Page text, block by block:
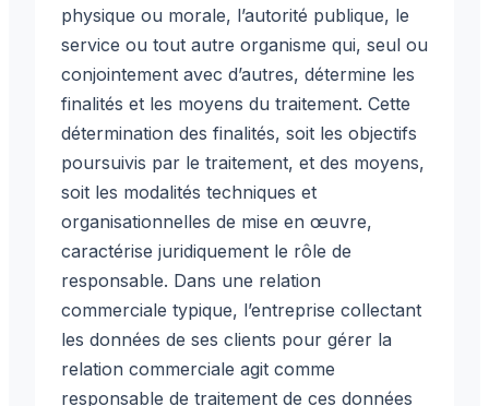
physique ou morale, l’autorité publique, le
service ou tout autre organisme qui, seul ou
conjointement avec d’autres, détermine les
finalités et les moyens du traitement. Cette
détermination des finalités, soit les objectifs
poursuivis par le traitement, et des moyens,
soit les modalités techniques et
organisationnelles de mise en œuvre,
caractérise juridiquement le rôle de
responsable. Dans une relation
commerciale typique, l’entreprise collectant
les données de ses clients pour gérer la
relation commerciale agit comme
responsable de traitement de ces données